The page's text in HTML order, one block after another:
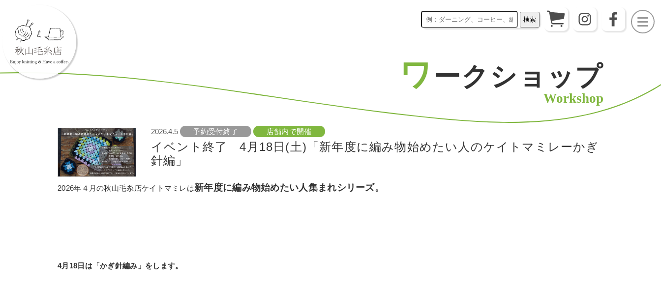
検索
ワ ークショップ
Workshop
2026.4.5 予約受付終了 店舗内で開催
イベント終了 4月18日(土)「新年度に編み物始めたい人のケイトマミレーかぎ
針編」
2026年４月の秋山毛糸店ケイトマミレは新年度に編み物始めたい人集まれシリーズ。
4月18日は「かぎ針編み」をします。